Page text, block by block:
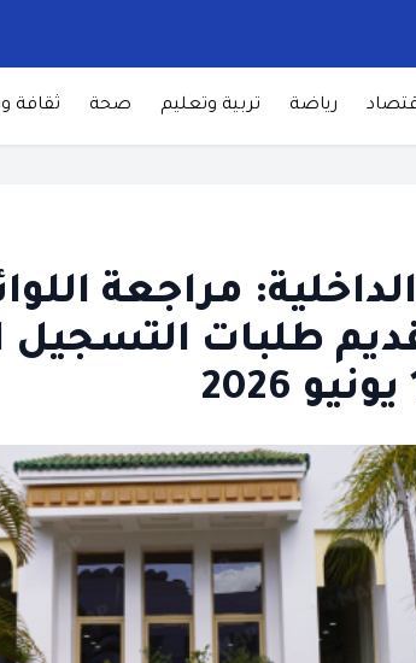
رياضة تربية وتعليم صحة ثقافة
مراجعة